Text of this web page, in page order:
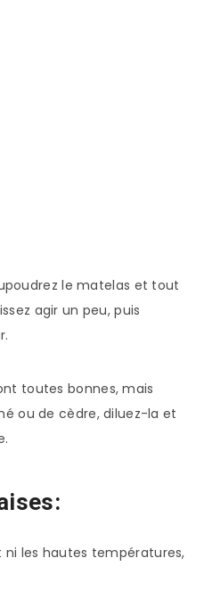
le matelas et tout
agir un peu, puis
toutes bonnes, mais
ou de cèdre, diluez-la et
ni les hautes températures,